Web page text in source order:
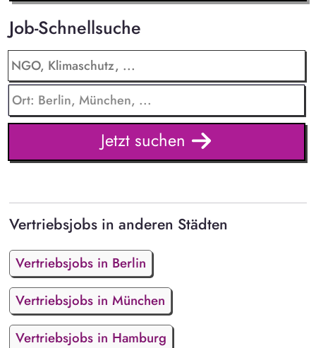
Job-Schnellsuche
Jetzt suchen
Vertriebsjobs in anderen Städten
Vertriebsjobs in Berlin
Vertriebsjobs in München
Vertriebsjobs in Hamburg